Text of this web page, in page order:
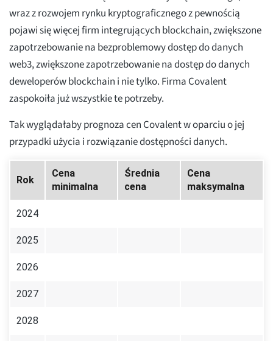
wraz z rozwojem rynku kryptograficznego z pewnością
pojawi się więcej firm integrujących blockchain, zwiększone
zapotrzebowanie na bezproblemowy dostęp do danych
web3, zwiększone zapotrzebowanie na dostęp do danych
deweloperów blockchain i nie tylko. Firma Covalent
zaspokoiła już wszystkie te potrzeby.
Tak wyglądałaby prognoza cen Covalent w oparciu o jej
przypadki użycia i rozwiązanie dostępności danych.
Rok
Cena
minimalna
Średnia
cena
Cena
maksymalna
2024
2025
2026
2027
2028